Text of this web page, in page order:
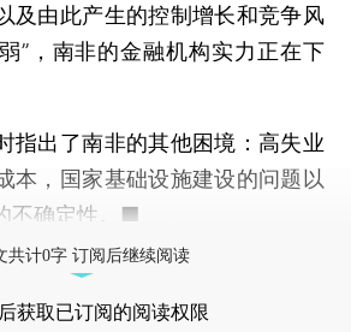
及由此产生的控制增长和竞争风
”，南非的金融机构实力正在下
出了南非的其他困境：高失业
本，国家基础设施建设的问题以
不确定性。■
共计0字 订阅后继续阅读
后获取已订阅的阅读权限